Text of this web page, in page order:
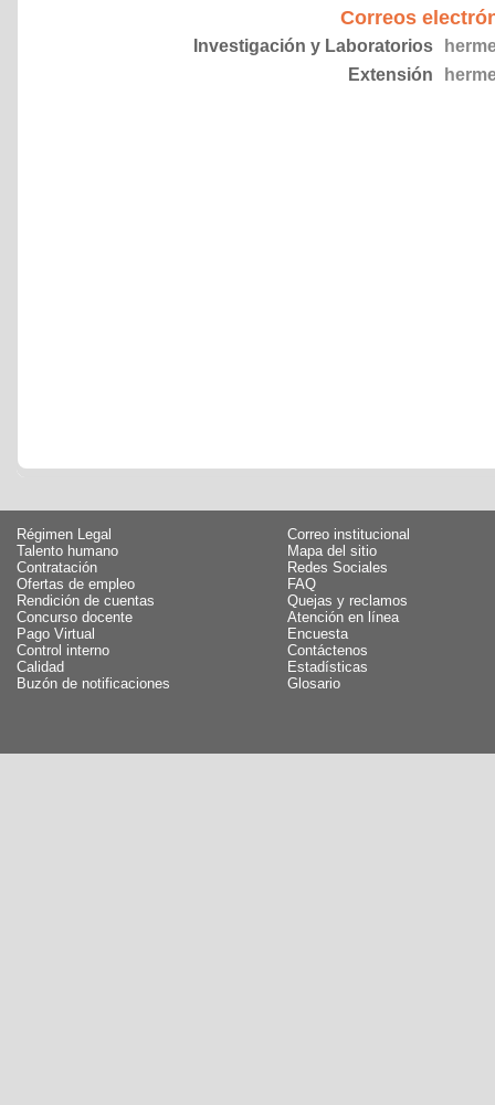
Correos
Investigación y Laboratorios
Extensión
Régimen Legal
Talento humano
Contratación
Ofertas de empleo
Rendición de cuentas
Concurso docente
Pago Virtual
Control interno
Calidad
Buzón de notificaciones
Correo institucional
Mapa del sitio
Redes Sociales
FAQ
Quejas y reclamos
Atención en línea
Encuesta
Contáctenos
Estadísticas
Glosario